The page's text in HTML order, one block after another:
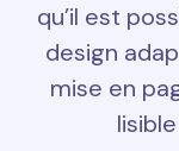
qu’il est
design
mise en